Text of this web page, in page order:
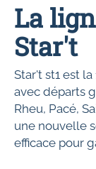
La
Star't
Star't st1 est
avec départs
Rheu, Pacé,
une nouvelle
efficace pour